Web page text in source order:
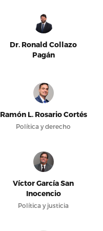
Dr. Ronald Collazo
Pagán
Ramón L. Rosario Cortés
Política y derecho
Víctor García San
Inocencio
Política y justicia